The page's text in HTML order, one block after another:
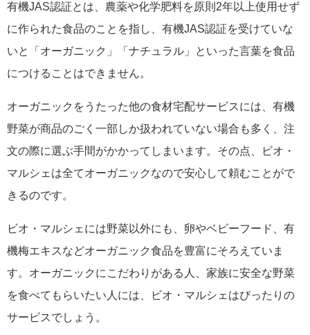
有機JAS認証とは、農薬や化学肥料を原則2年以上使用せず
に作られた食品のことを指し、有機JAS認証を受けていな
いと「オーガニック」「ナチュラル」といった言葉を食品
につけることはできません。
オーガニックをうたった他の食材宅配サービスには、有機
野菜が商品のごく一部しか扱われていない場合も多く、注
文の際に選ぶ手間がかかってしまいます。その点、ビオ・
マルシェは全てオーガニックなので安心して頼むことがで
きるのです。
ビオ・マルシェには野菜以外にも、卵やベビーフード、有
機梅エキスなどオーガニック食品を豊富にそろえていま
す。オーガニックにこだわりがある人、家族に安全な野菜
を食べてもらいたい人には、ビオ・マルシェはぴったりの
サービスでしょう。